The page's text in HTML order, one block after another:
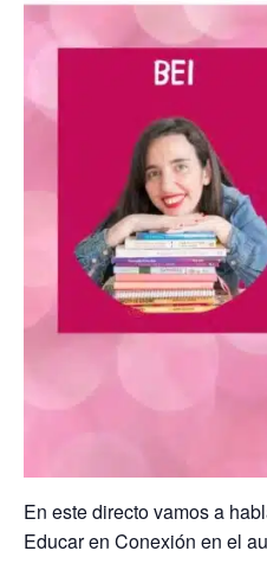
En este directo vamos a
Educar en Conexión en el